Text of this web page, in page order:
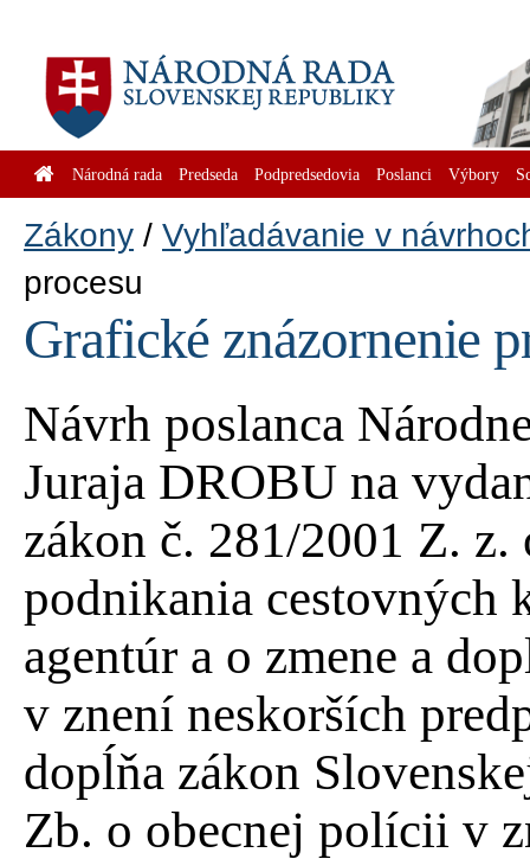
Národná rada Predseda Podpredsedovia Poslanci Výbory
Zákony
Vyhľadávanie v
procesu
Grafické znázornenie
Návrh poslanca
Juraja DROBU na
zákon č. 281/2001 Z. z.
podnikania cestovných
agentúr a o zmene a
v znení neskorších
dopĺňa zákon
Zb. o obecnej polícii v